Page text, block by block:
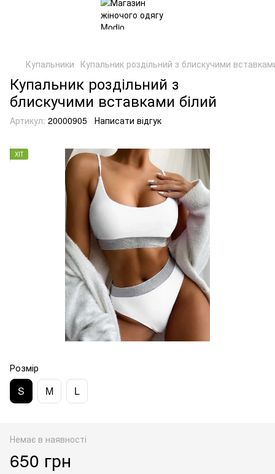
Купальники Купальник роздільний з блискучими
Купальник роздільний з
блискучими вставками білий
Артикул: 20000905 Написати відгук
ХІТ
Розмір
S M L
Немає в наявності
650 грн